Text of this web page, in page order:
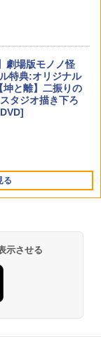
ブ ザ ワイルド
ットツー ミニ用
イヤレスコン
、Xbox Serie
劇場版モノノ怪
特典:オリジナル
と離】二振りの
タジオ描き下ろ
る
示させる